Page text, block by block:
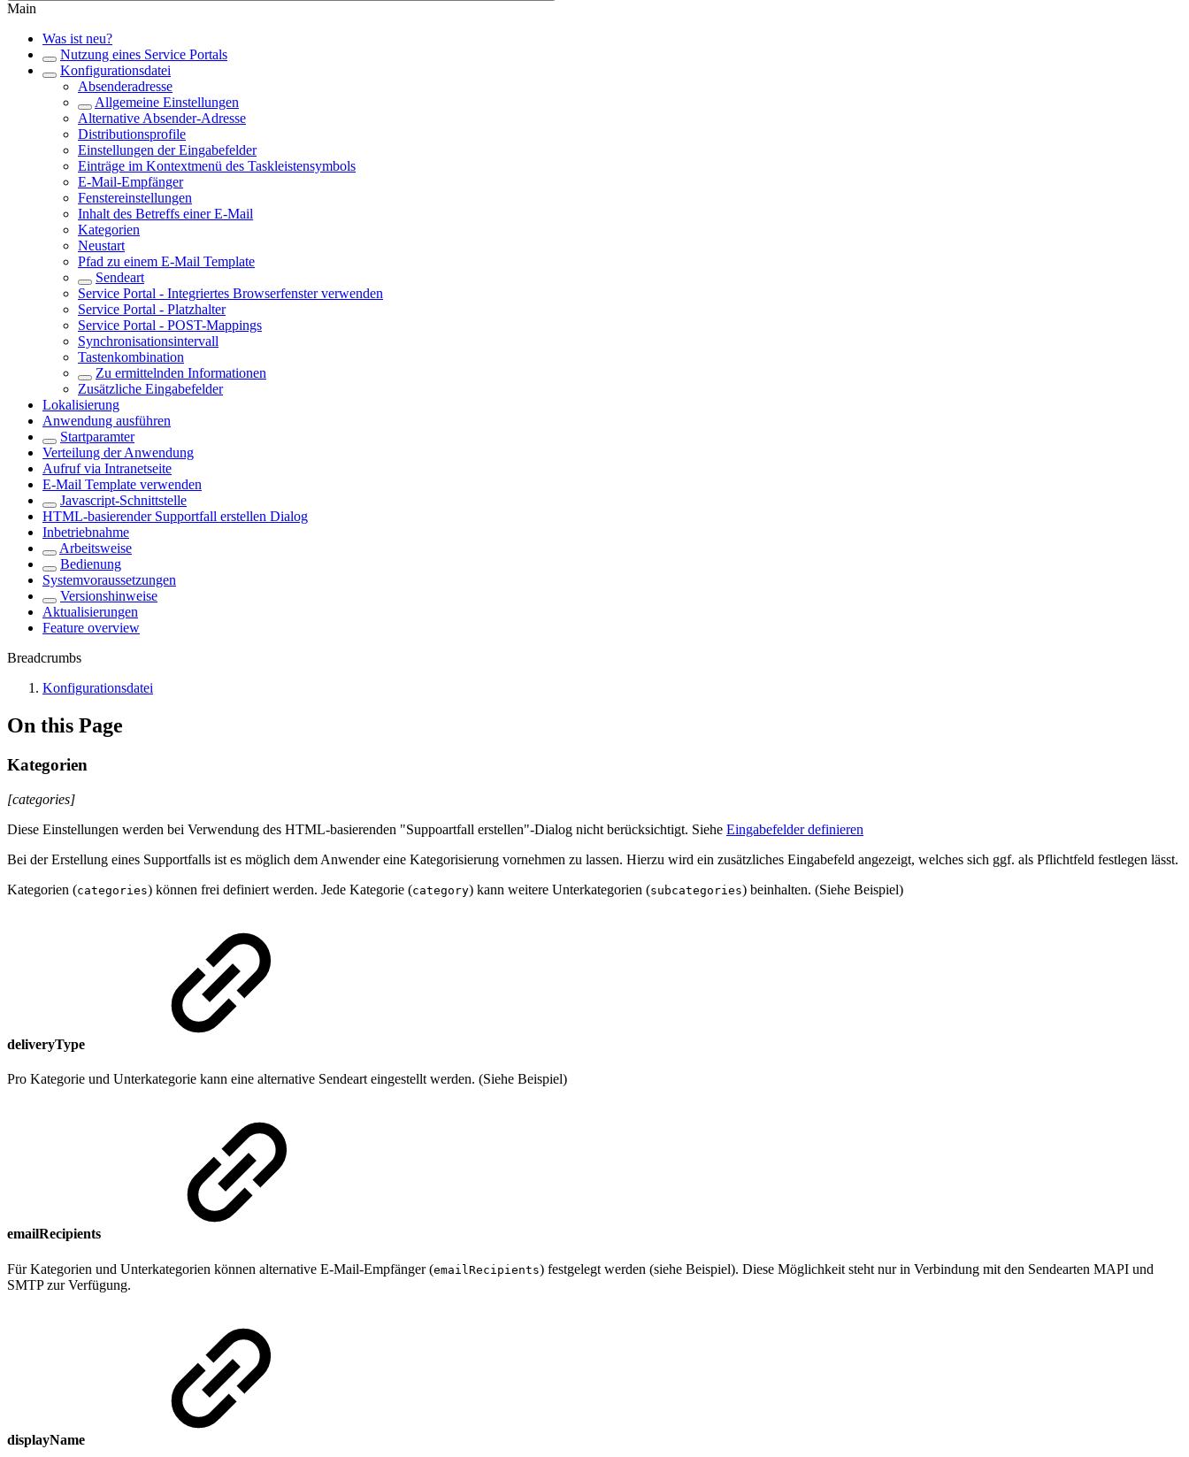
Main
Was ist neu?
Nutzung eines Service Portals
Konfigurationsdatei
Absenderadresse
Allgemeine Einstellungen
Alternative Absender-Adresse
Distributionsprofile
Einstellungen der Eingabefelder
Einträge im Kontextmenü des Taskleistensymbols
E-Mail-Empfänger
Fenstereinstellungen
Inhalt des Betreffs einer E-Mail
Kategorien
Neustart
Pfad zu einem E-Mail Template
Sendeart
Service Portal - Integriertes Browserfenster verwenden
Service Portal - Platzhalter
Service Portal - POST-Mappings
Synchronisationsintervall
Tastenkombination
Zu ermittelnden Informationen
Zusätzliche Eingabefelder
Lokalisierung
Anwendung ausführen
Startparamter
Verteilung der Anwendung
Aufruf via Intranetseite
E-Mail Template verwenden
Javascript-Schnittstelle
HTML-basierender Supportfall erstellen Dialog
Inbetriebnahme
Arbeitsweise
Bedienung
Systemvoraussetzungen
Versionshinweise
Aktualisierungen
Feature overview
Breadcrumbs
Konfigurationsdatei
On this Page
Kategorien
[categories]
Diese Einstellungen werden bei Verwendung des HTML-basierenden "Suppoartfall erstellen"-Dialog nicht berücksichtigt. Siehe Eingabefelder definieren
Bei der Erstellung eines Supportfalls ist es möglich dem Anwender eine Kategorisierung vornehmen zu lassen. Hierzu wird ein zusätzliches Eingabefeld angezeigt, welches sich ggf. als Pflichtfeld festlegen lässt.
Kategorien (categories) können frei definiert werden. Jede Kategorie (category) kann weitere Unterkategorien (subcategories) beinhalten. (Siehe Beispiel)
deliveryType
Pro Kategorie und Unterkategorie kann eine alternative Sendeart eingestellt werden. (Siehe Beispiel)
emailRecipients
Für Kategorien und Unterkategorien können alternative E-Mail-Empfänger (emailRecipients) festgelegt werden (siehe Beispiel). Diese Möglichkeit steht nur in Verbindung mit den Sendearten MAPI und
SMTP zur Verfügung.
displayName